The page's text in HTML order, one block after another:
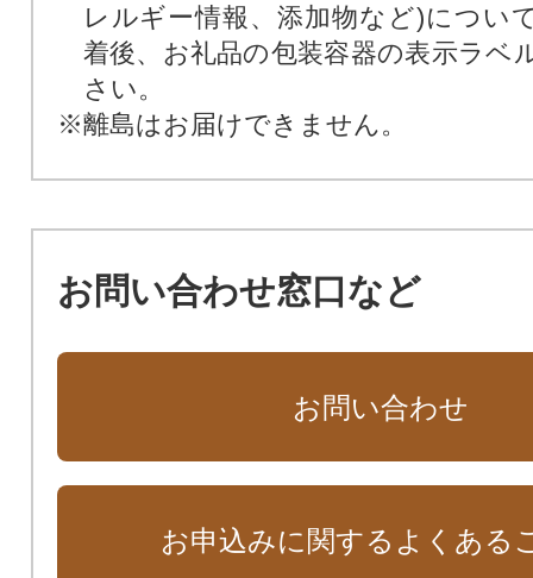
レルギー情報、添加物など)につい
着後、お礼品の包装容器の表示ラベ
さい。
※離島はお届けできません。
お問い合わせ窓口など
お問い合わせ
お申込みに関するよくある